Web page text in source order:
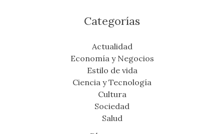
Categorías
Actualidad
Economía y Negocios
Estilo de vida
Ciencia y Tecnología
Cultura
Sociedad
Salud